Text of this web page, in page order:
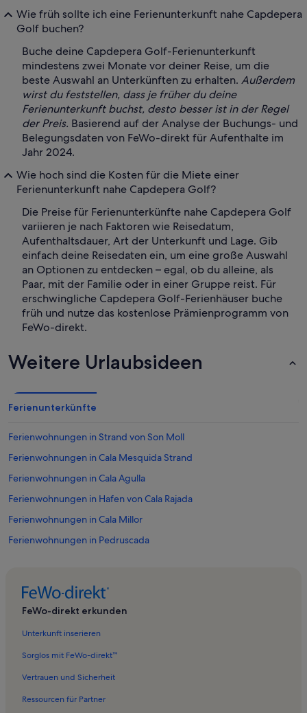
Wie früh sollte ich eine Ferienunterkunft nahe Capdepera
Golf buchen?
Buche deine Capdepera Golf-Ferienunterkunft
mindestens zwei Monate vor deiner Reise, um die
beste Auswahl an Unterkünften zu erhalten. Außerdem
wirst du feststellen, dass je früher du deine
Ferienunterkunft buchst, desto besser ist in der Regel
der Preis. Basierend auf der Analyse der Buchungs- und
Belegungsdaten von FeWo-direkt für Aufenthalte im
Jahr 2024.
Wie hoch sind die Kosten für die Miete einer
Ferienunterkunft nahe Capdepera Golf?
Die Preise für Ferienunterkünfte nahe Capdepera Golf
variieren je nach Faktoren wie Reisedatum,
Aufenthaltsdauer, Art der Unterkunft und Lage. Gib
einfach deine Reisedaten ein, um eine große Auswahl
an Optionen zu entdecken – egal, ob du alleine, als
Paar, mit der Familie oder in einer Gruppe reist. Für
erschwingliche Capdepera Golf-Ferienhäuser buche
früh und nutze das kostenlose Prämienprogramm von
FeWo-direkt.
Weitere Urlaubsideen
Ferienunterkünfte
Ferienwohnungen in Strand von Son Moll
Ferienwohnungen in Cala Mesquida Strand
Ferienwohnungen in Cala Agulla
Ferienwohnungen in Hafen von Cala Rajada
Ferienwohnungen in Cala Millor
Ferienwohnungen in Pedruscada
Ferienwohnungen in n'Aladern-Strand
Ferienwohnungen in Strand der Cala Agulla
Ferienwohnungen in Provensals
FeWo-direkt erkunden
Unterkunft inserieren
Sorglos mit FeWo-direkt™
Vertrauen und Sicherheit
Ressourcen für Partner